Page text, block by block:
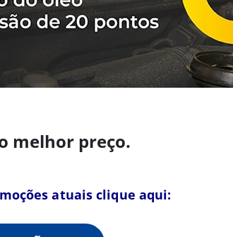
melhor preço.
atuais clique aqui: